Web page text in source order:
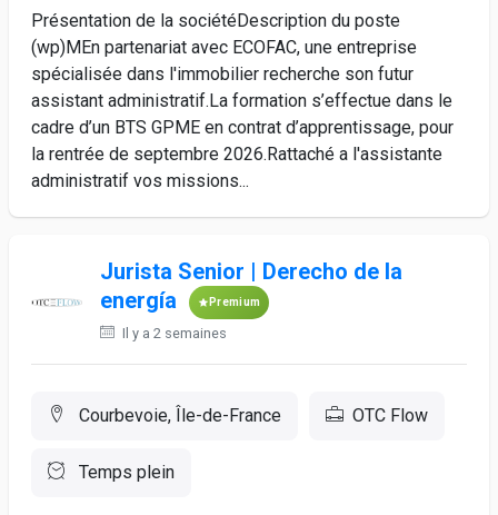
Présentation de la sociétéDescription du poste
(wp)MEn partenariat avec ECOFAC, une entreprise
spécialisée dans l'immobilier recherche son futur
assistant administratif.La formation s’effectue dans le
cadre d’un BTS GPME en contrat d’apprentissage, pour
la rentrée de septembre 2026.Rattaché a l'assistante
administratif vos missions...
Jurista Senior | Derecho de la
energía
Premium
Il y a 2 semaines
Courbevoie, Île-de-France OTC Flow
Temps plein